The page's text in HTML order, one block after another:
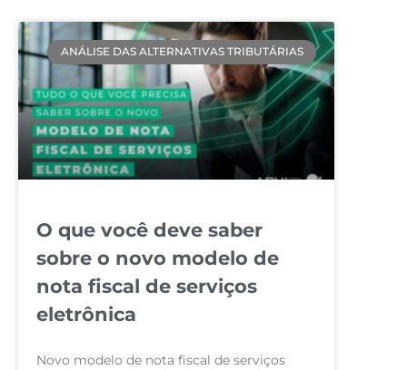
ANÁLISE DAS ALTERNATIVAS TRIBUTÁRIAS
O que você deve saber
sobre o novo modelo de
nota fiscal de serviços
eletrônica
Novo modelo de nota fiscal de serviços